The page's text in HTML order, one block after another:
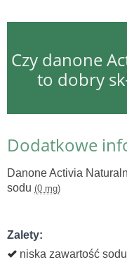
Czy danone
to dobry
Dodatkowe
Danone Activia
sodu (0 mg)
Zalety:
niska zawartość sodu